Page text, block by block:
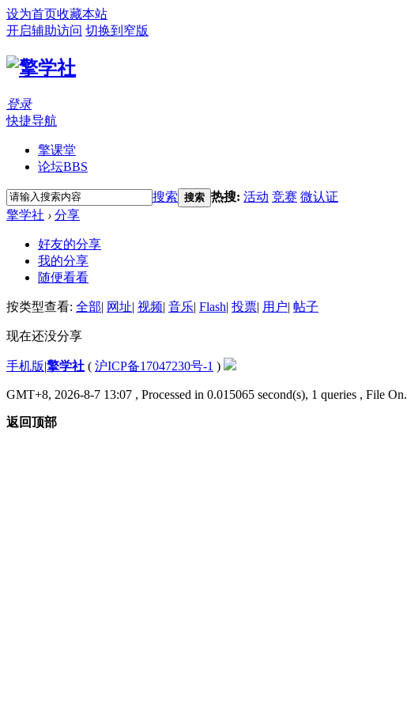
设为首页收藏本站
开启辅助访问 切换到窄版
登录
快捷导航
擎课堂
论坛BBS
搜索 搜索 热搜: 活动 竞赛 微认证
擎学社 › 分享
好友的分享
我的分享
随便看看
按类型查看: 全部| 网址| 视频| 音乐| Flash| 投票| 用户| 帖子
现在还没分享
手机版|擎学社 ( 沪ICP备17047230号-1 )
GMT+8, 2026-8-7 13:07 , Processed in 0.015065 second(s), 1 queries , File On.
返回顶部